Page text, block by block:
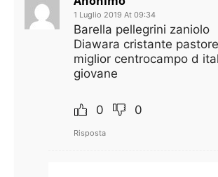
1 Luglio 2019 At 09:34
Barella pellegrini zaniolo
Diawara cristante
miglior centrocampo d
giovane
0 0
Risposta